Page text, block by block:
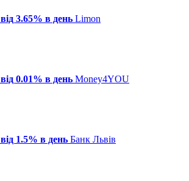
від 3.65% в день Limon
від 0.01% в день Money4YOU
від 1.5% в день Банк Львів